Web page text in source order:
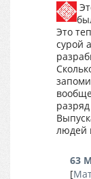
Это
сурой
людей
63
[